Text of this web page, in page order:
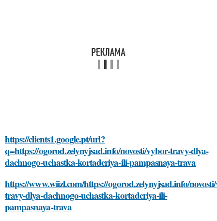
https://clients1.google.pt/url?
q=https://ogorod.zelynyjsad.info/novosti/vybor-travy-dlya-
dachnogo-uchastka-kortaderiya-ili-pampasnaya-trava
https://www.wiizl.com/https://ogorod.zelynyjsad.info/
travy-dlya-dachnogo-uchastka-kortaderiya-ili-
pampasnaya-trava